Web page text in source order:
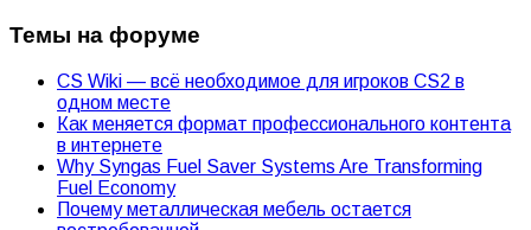
Темы на форуме
CS Wiki — всё необходимое для игроков CS2 в
одном месте
Как меняется формат профессионального контента
в интернете
Why Syngas Fuel Saver Systems Are Transforming
Fuel Economy
Почему металлическая мебель остается